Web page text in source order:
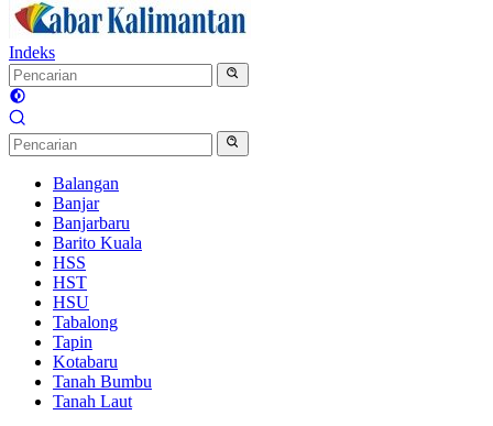
Indeks
Balangan
Banjar
Banjarbaru
Barito Kuala
HSS
HST
HSU
Tabalong
Tapin
Kotabaru
Tanah Bumbu
Tanah Laut